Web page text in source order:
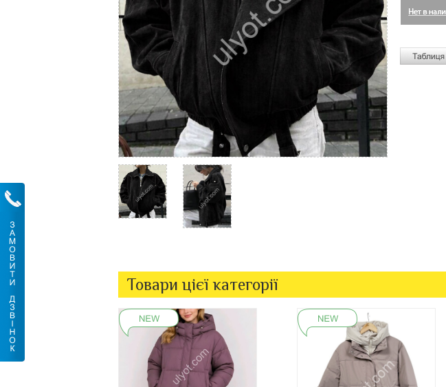
Товари цієї категорії